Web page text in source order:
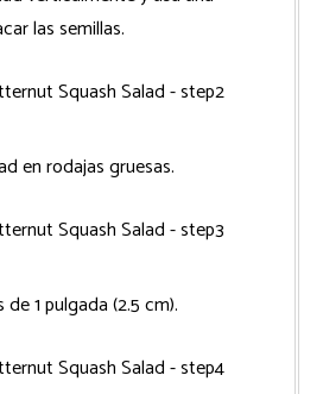
las semillas.
en rodajas gruesas.
1 pulgada (2.5 cm).